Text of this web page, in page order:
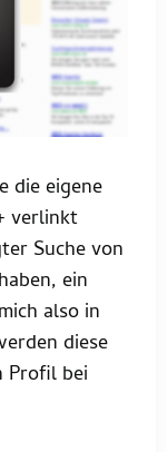
die eigene
verlinkt
Suche von
ein
also in
diese
Profil bei